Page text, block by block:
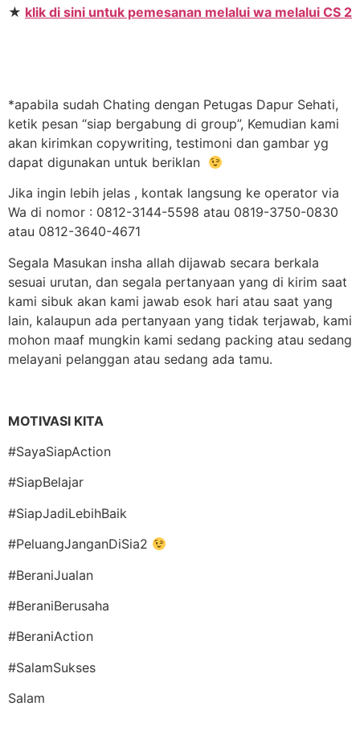
★ klik di sini untuk pemesanan melalui wa melalui CS 2
*apabila sudah Chating dengan Petugas Dapur Sehati,
ketik pesan “siap bergabung di group”, Kemudian kami
akan kirimkan copywriting, testimoni dan gambar yg
dapat digunakan untuk beriklan
Jika ingin lebih jelas , kontak langsung ke operator via
Wa di nomor : 0812-3144-5598 atau 0819-3750-0830
atau 0812-3640-4671
Segala Masukan insha allah dijawab secara berkala
sesuai urutan, dan segala pertanyaan yang di kirim saat
kami sibuk akan kami jawab esok hari atau saat yang
lain, kalaupun ada pertanyaan yang tidak terjawab, kami
mohon maaf mungkin kami sedang packing atau sedang
melayani pelanggan atau sedang ada tamu.
MOTIVASI KITA
#SayaSiapAction
#SiapBelajar
#SiapJadiLebihBaik
#PeluangJanganDiSia2
#BeraniJualan
#BeraniBerusaha
#BeraniAction
#SalamSukses
Salam